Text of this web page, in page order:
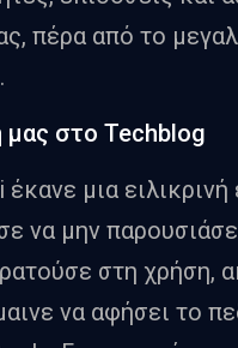
πέρα από το
στο Techblog
μια ειλικρινή
να μην
στη χρήση,
να αφήσει το